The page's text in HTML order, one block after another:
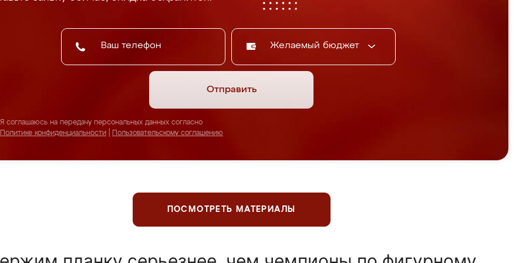
Желаемый бюджет
Отправить
Я соглашаюсь на передачу персональных данных согласно
Политике конфиденциальности
Пользовательскому соглашению
ПОСМОТРЕТЬ МАТЕРИАЛЫ